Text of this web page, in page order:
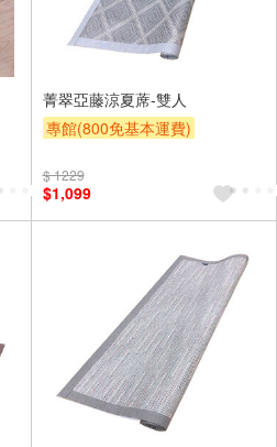
菁翠亞藤涼夏蓆-雙人
專館(800免基本運費)
$ 1229
$1,099